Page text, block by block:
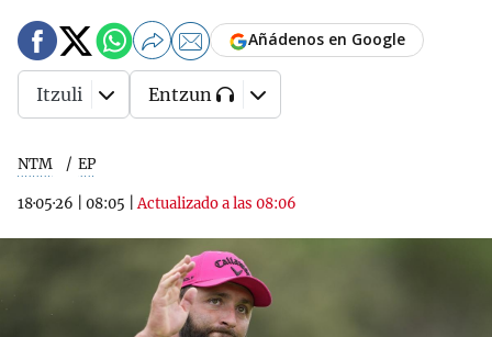
NTM EP
18·05·26 08:05 |Actualizado a las 08:06
Añádenos en Google
Itzuli Entzun